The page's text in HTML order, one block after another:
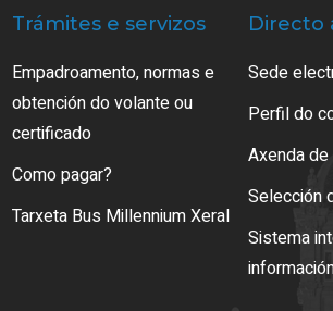
Trámites e servizos
Empadroamento, normas e
obtención do volante ou
certificado
Como pagar?
Tarxeta Bus Millennium Xeral
Directo
Sede
Perfil do
Axenda
Selección
Sistema